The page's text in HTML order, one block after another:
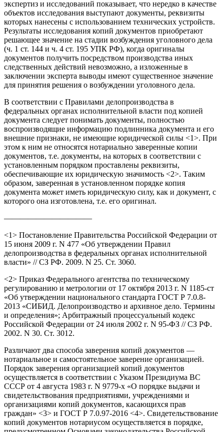
экспертиз и исследований показывает, что нередко в качестве
объектов исследования выступают документы, реквизиты
которых нанесены с использованием технических устройств.
Результаты исследования копий документов приобретают
решающее значение на стадии возбуждения уголовного дела
(ч. 1 ст. 144 и ч. 4 ст. 195 УПК РФ), когда оригиналы
документов получить посредством производства иных
следственных действий невозможно, а изложенные в
заключении эксперта выводы имеют существенное значение
для принятия решения о возбуждении уголовного дела.
В соответствии с Правилами делопроизводства в
федеральных органах исполнительной власти под копией
документа следует понимать документы, полностью
воспроизводящие информацию подлинника документа и его
внешние признаки, не имеющие юридической силы <1>. При
этом к ним не относятся нотариально заверенные копии
документов, т.е. документы, на которых в соответствии с
установленным порядком проставлены реквизиты,
обеспечивающие их юридическую значимость <2>. Таким
образом, заверенная в установленном порядке копия
документа может иметь юридическую силу, как и документ, с
которого она изготовлена, т.е. его оригинал.
———————————
<1> Постановление Правительства Российской Федерации от
15 июня 2009 г. N 477 «Об утверждении Правил
делопроизводства в федеральных органах исполнительной
власти» // СЗ РФ. 2009. N 25. Ст. 3060.
<2> Приказ Федерального агентства по техническому
регулированию и метрологии от 17 октября 2013 г. N 1185-ст
«Об утверждении национального стандарта ГОСТ Р 7.0.8-
2013 «СИБИД. Делопроизводство и архивное дело. Термины
и определения»; Арбитражный процессуальный кодекс
Российской Федерации от 24 июля 2002 г. N 95-ФЗ // СЗ РФ.
2002. N 30. Ст. 3012.
Различают два способа заверения копий документов —
нотариальное и самостоятельное заверение организацией.
Порядок заверения организацией копий документов
осуществляется в соответствии с Указом Президиума ВС
СССР от 4 августа 1983 г. N 9779-х «О порядке выдачи и
свидетельствования предприятиями, учреждениями и
организациями копий документов, касающихся прав
граждан» <3> и ГОСТ Р 7.0.97-2016 <4>. Свидетельствование
копий документов нотариусом осуществляется в порядке,